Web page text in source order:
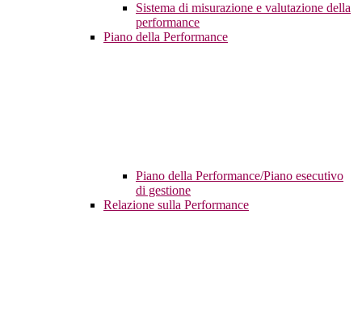
Sistema di misurazione e valutazione della
performance
Piano della Performance
Piano della Performance/Piano esecutivo
di gestione
Relazione sulla Performance